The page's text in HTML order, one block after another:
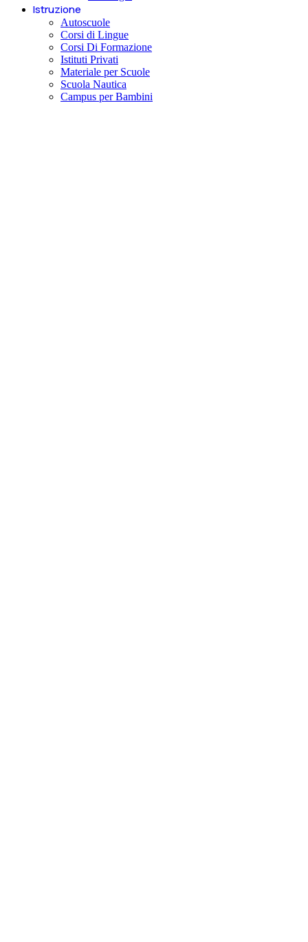
Istruzione
Autoscuole
Corsi di Lingue
Corsi Di Formazione
Istituti Privati
Materiale per Scuole
Scuola Nautica
Campus per Bambini